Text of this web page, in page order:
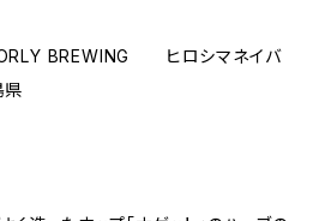
BREWING ヒロシマネイバ
県